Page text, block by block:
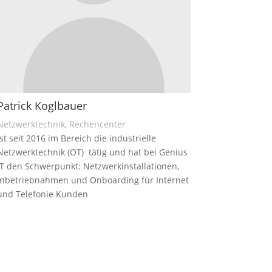
Koglbauer
Rechencenter
seit 2016 im Bereich die industrielle
(OT) tätig und hat bei Genius
den Schwerpunkt: Netzwerkinstallationen,
und Onboarding für Internet
Telefonie Kunden